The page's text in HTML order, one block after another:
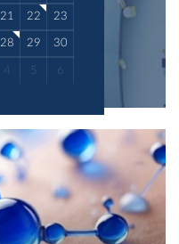
21 22 23
28 29 30
4 5 6